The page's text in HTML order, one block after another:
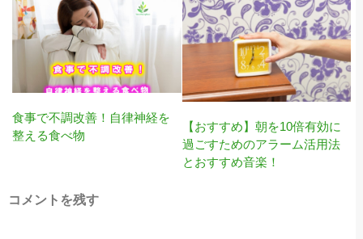
食事で不調改善！自律神経を
整える食べ物
【おすすめ】朝を10倍有効に
過ごすためのアラーム活用法
とおすすめ音楽！
コメントを残す